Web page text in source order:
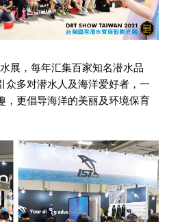
展，每年汇集百家知名潜水品
众多对潜水人及海洋爱好者，一
，更倡导海洋的美丽及环境保育